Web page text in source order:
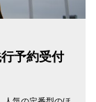
予約受付